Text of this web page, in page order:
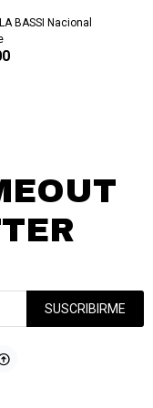
BASSI Nacional
SUSCRIBIRME